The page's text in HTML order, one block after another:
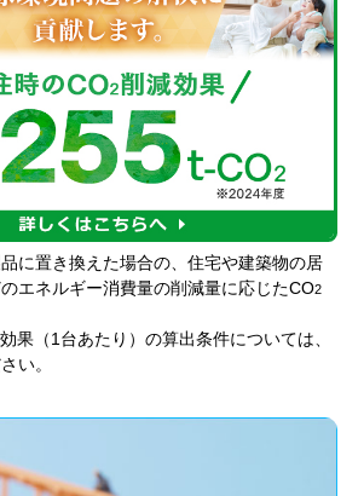
に置き換えた場合の、住宅や建築物の居
エネルギー消費量の削減量に応じたCO2
果（1台あたり）の算出条件については、
い。